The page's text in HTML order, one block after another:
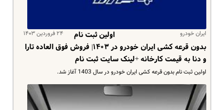
ایران خودرو ۲۴ فروردین ۱۴۰۳
اولین ثبت نام
بدون قرعه کشی ایران خودرو در ۱۴۰۳| فروش فوق العاده تارا
و دنا به قیمت کارخانه +لینک سایت ثبت نام
اولین ثبت نام بدون قرعه کشی ایران خودرو در سال 1403 آغاز شد.